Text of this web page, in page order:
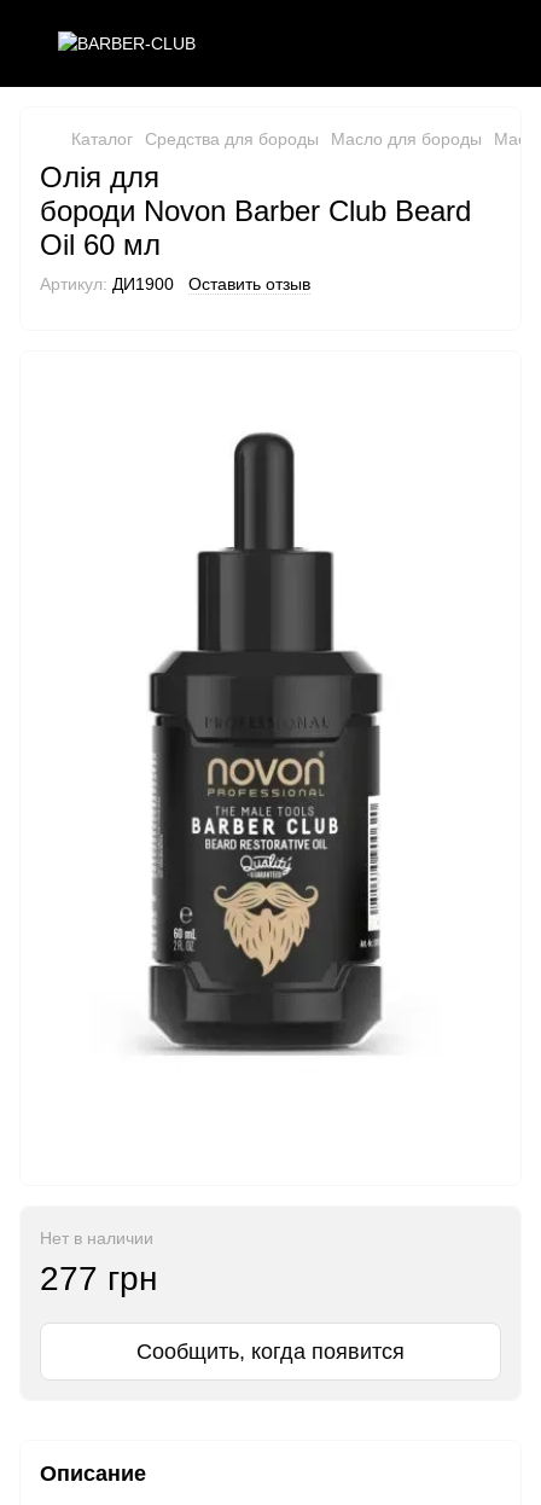
Каталог Средства для бороды Масло для бороды
Олія для
бороди Novon Barber Club Beard
Oil 60 мл
Артикул: ДИ1900 Оставить отзыв
Нет в наличии
277 грн
Сообщить, когда появится
Описание